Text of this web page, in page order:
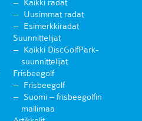
Kaikki radat
Uusimmat radat
Esimerkkiradat
Suunnittelijat
Kaikki DiscGolfPark-
suunnittelijat
Frisbeegolf
Frisbeegolf
Suomi – frisbeegolfin
mallimaa